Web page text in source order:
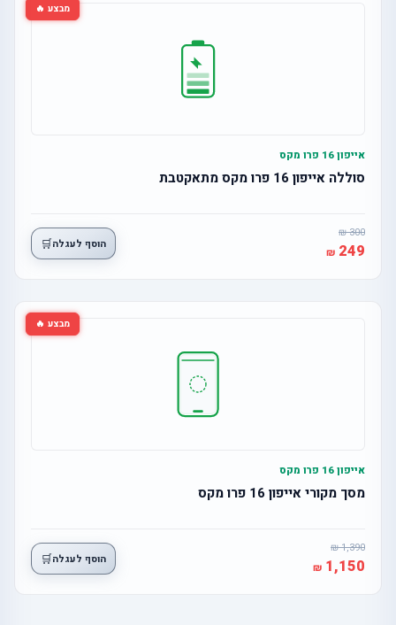
מבצע 🔥
אייפון 16 פרו מקס
סוללה אייפון 16 פרו מקס מתאקטבת
300
249 הוסף לעגלה🛒
מבצע 🔥
אייפון 16 פרו מקס
מסך מקורי אייפון 16 פרו מקס
1,390
1,150 הוסף לעגלה🛒